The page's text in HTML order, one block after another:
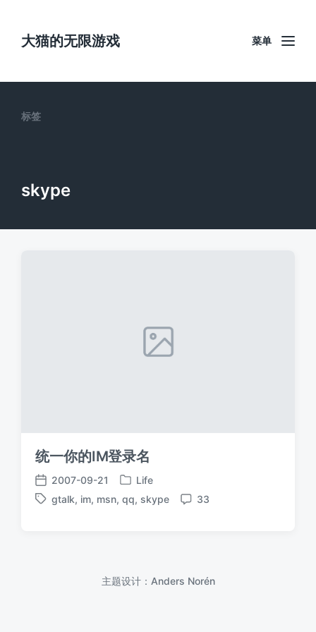
大猫的无限游戏 菜单
标签
skype
统一你的IM登录名
发
布
2007-09-21
发
布
Life
标
gtalk, im, msn, qq, skype
评
33
主题设计： Anders Norén